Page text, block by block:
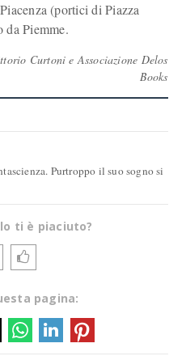
(portici di Piazza
da Piemme.
Curtoni e Associazione Delos
Books
Purtroppo il suo sogno si
ti è piaciuto?
pagina: